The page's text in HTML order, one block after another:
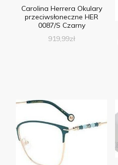
Carolina Herrera Okulary
przeciwsłoneczne HER
0087/S Czarny
919,99zł